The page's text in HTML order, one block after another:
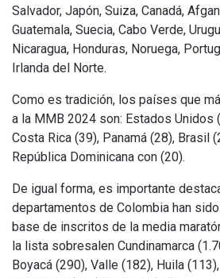
Salvador, Japón, Suiza, Canadá,
Guatemala, Suecia, Cabo Verde,
Nicaragua, Honduras, Noruega,
Irlanda del Norte.
Como es tradición, los países que
a la MMB 2024 son: Estados Unidos
Costa Rica (39), Panamá (28), Brasil
República Dominicana con (20).
De igual forma, es importante
departamentos de Colombia han
base de inscritos de la media
la lista sobresalen Cundinamarca
Boyacá (290), Valle (182), Huila